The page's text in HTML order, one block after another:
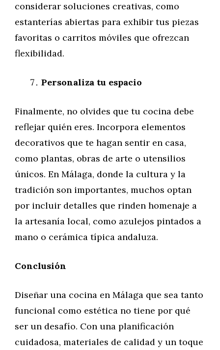
considerar soluciones creativas, como
estanterías abiertas para exhibir tus piezas
favoritas o carritos móviles que ofrezcan
flexibilidad.
Personaliza tu espacio
Finalmente, no olvides que tu cocina debe
reflejar quién eres. Incorpora elementos
decorativos que te hagan sentir en casa,
como plantas, obras de arte o utensilios
únicos. En Málaga, donde la cultura y la
tradición son importantes, muchos optan
por incluir detalles que rinden homenaje a
la artesanía local, como azulejos pintados a
mano o cerámica típica andaluza.
Conclusión
Diseñar una cocina en Málaga que sea tanto
funcional como estética no tiene por qué
ser un desafío. Con una planificación
cuidadosa, materiales de calidad y un toque